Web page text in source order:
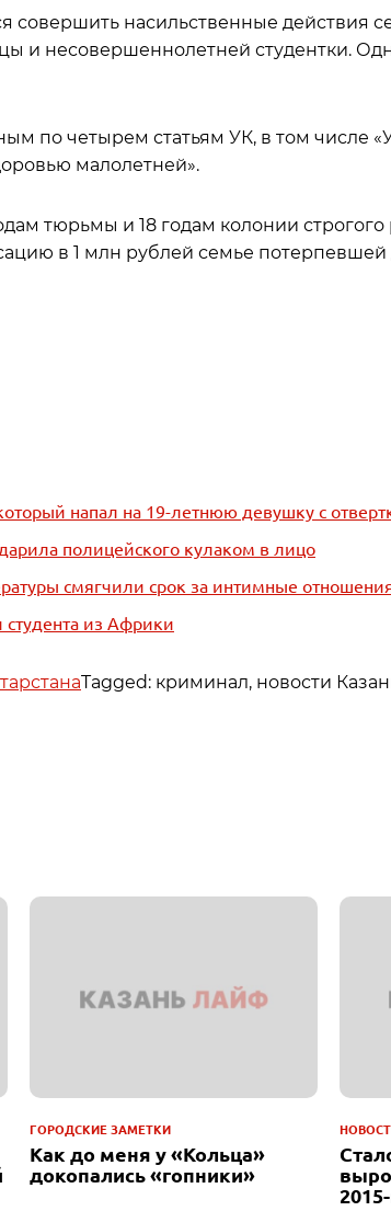
совершить насильственные действия
и несовершеннолетней студентки.
по четырем статьям УК, в том числе
малолетней».
тюрьмы и 18 годам колонии
в 1 млн рублей семье потерпевшей
напал на 19-летнюю девушку с
полицейского кулаком в лицо
смягчили срок за интимные
из Африки
Tagged: криминал, новости
ГОРОДСКИЕ ЗАМЕТКИ
Как до меня у «Кольца»
докопались «гопники»